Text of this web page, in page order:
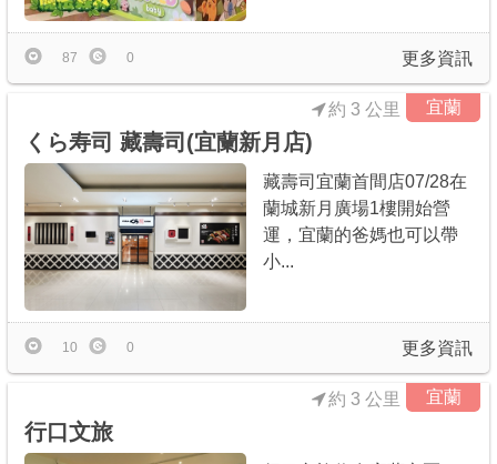
更多資訊
87 0
宜蘭
くら寿司 藏壽司(宜蘭新月店)
約 3 公里
藏壽司宜蘭首間店07/28在
蘭城新月廣場1樓開始營
運，宜蘭的爸媽也可以帶
小...
更多資訊
10 0
宜蘭
行口文旅
約 3 公里